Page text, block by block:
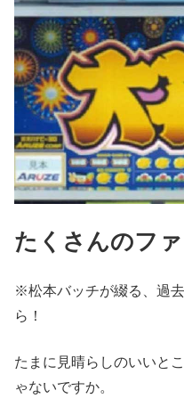
たくさんのフ
※松本バッチが綴る、過
ら！
たまに見晴らしのいいと
ゃないですか。